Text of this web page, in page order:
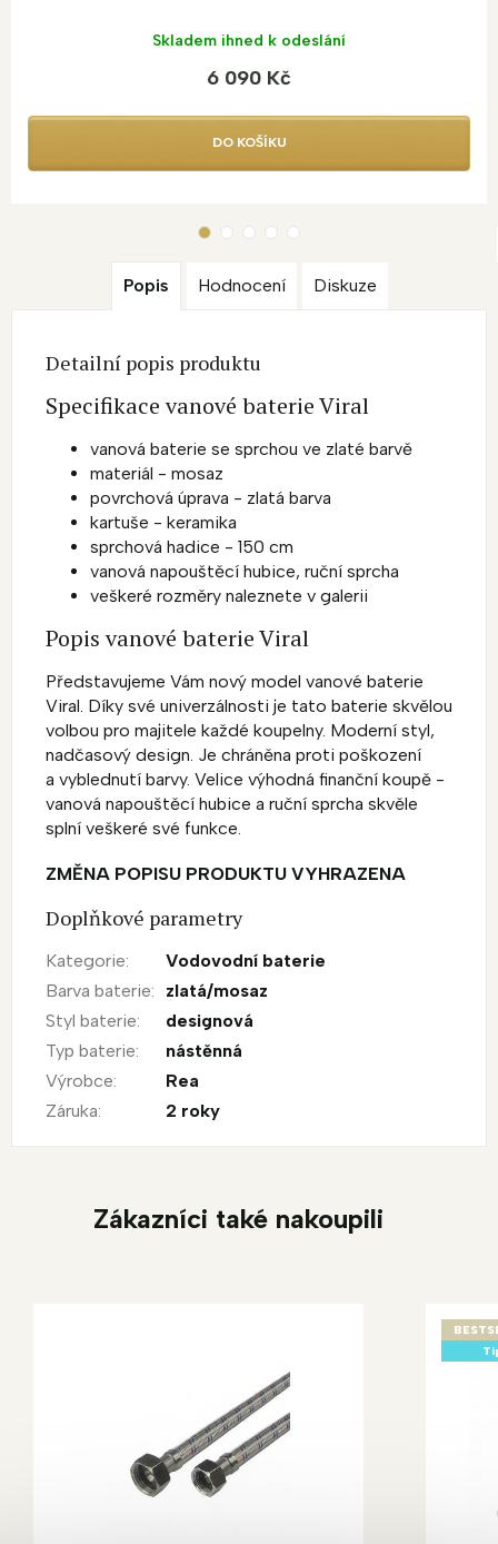
Skladem ihned k odeslání
6 090 Kč
DO KOŠÍKU
Popis Hodnocení Diskuze
Detailní popis produktu
Specifikace vanové baterie Viral
vanová baterie se sprchou ve zlaté barvě
materiál - mosaz
povrchová úprava - zlatá barva
kartuše - keramika
sprchová hadice - 150 cm
vanová napouštěcí hubice, ruční sprcha
veškeré rozměry naleznete v galerii
Popis vanové baterie Viral
Představujeme Vám nový model vanové baterie
Viral. Díky své univerzálnosti je tato baterie skvělou
volbou pro majitele každé koupelny. Moderní styl,
nadčasový design. Je chráněna proti poškození
a vyblednutí barvy. Velice výhodná finanční koupě -
vanová napouštěcí hubice a ruční sprcha skvěle
splní veškeré své funkce.
ZMĚNA POPISU PRODUKTU VYHRAZENA
Doplňkové parametry
Kategorie:
Vodovodní baterie
Barva baterie:
zlatá/mosaz
Styl baterie:
designová
Typ baterie:
nástěnná
Výrobce:
Rea
Záruka: 2 roky
Zákazníci také nakoupili